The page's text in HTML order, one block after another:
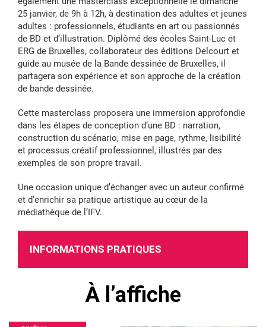
25 janvier, de 9h à 12h, à destination des adultes et jeunes
adultes : professionnels, étudiants en art ou passionnés
de BD et d’illustration. Diplômé des écoles Saint-Luc et
ERG de Bruxelles, collaborateur des éditions Delcourt et
guide au musée de la Bande dessinée de Bruxelles, il
partagera son expérience et son approche de la création
de bande dessinée.
Cette masterclass proposera une immersion approfondie
dans les étapes de conception d’une BD : narration,
construction du scénario, mise en page, rythme, lisibilité
et processus créatif professionnel, illustrés par des
exemples de son propre travail.
Une occasion unique d’échanger avec un auteur confirmé
et d’enrichir sa pratique artistique au cœur de la
médiathèque de l’IFV.
INFORMATIONS PRATIQUES
À l’affiche